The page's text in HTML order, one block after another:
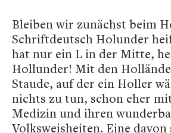
Bleiben wir zunächst beim
Schriftdeutsch Holunder
hat nur ein L in der Mitte,
Hollunder! Mit den
Staude, auf der ein Holler
nichts zu tun, schon eher
Medizin und ihren
Volksweisheiten. Eine davon